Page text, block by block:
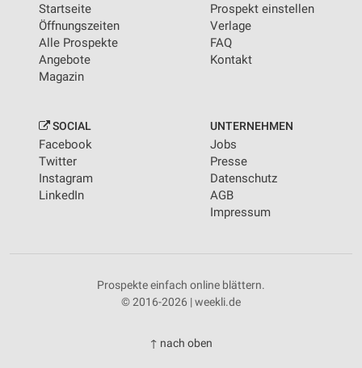
Startseite
Öffnungszeiten
Alle Prospekte
Angebote
Magazin
Prospekt einstellen
Verlage
FAQ
Kontakt
SOCIAL
Facebook
Twitter
Instagram
LinkedIn
UNTERNEHMEN
Jobs
Presse
Datenschutz
AGB
Impressum
Prospekte einfach online blättern.
© 2016-2026 | weekli.de
↑ nach oben